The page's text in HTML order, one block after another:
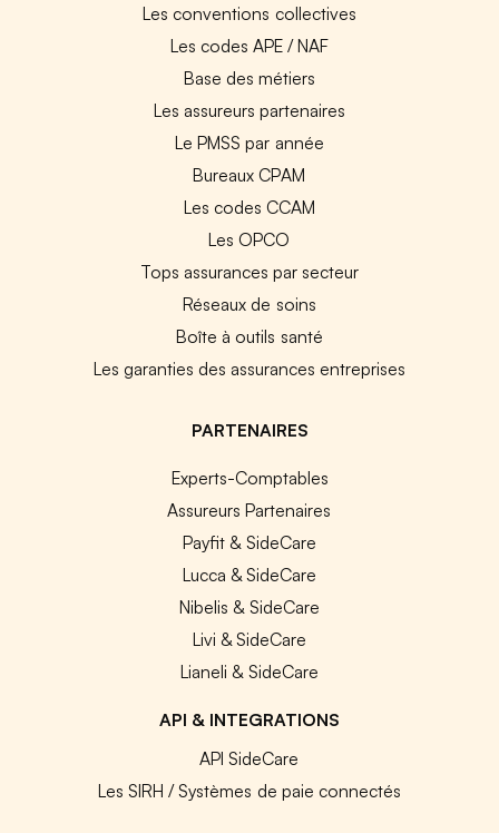
Les conventions collectives
Les codes APE / NAF
Base des métiers
Les assureurs partenaires
Le PMSS par année
Bureaux CPAM
Les codes CCAM
Les OPCO
Tops assurances par secteur
Réseaux de soins
Boîte à outils santé
Les garanties des assurances entreprises
PARTENAIRES
Experts-Comptables
Assureurs Partenaires
Payfit & SideCare
Lucca & SideCare
Nibelis & SideCare
Livi & SideCare
Lianeli & SideCare
API & INTEGRATIONS
API SideCare
Les SIRH / Systèmes de paie connectés